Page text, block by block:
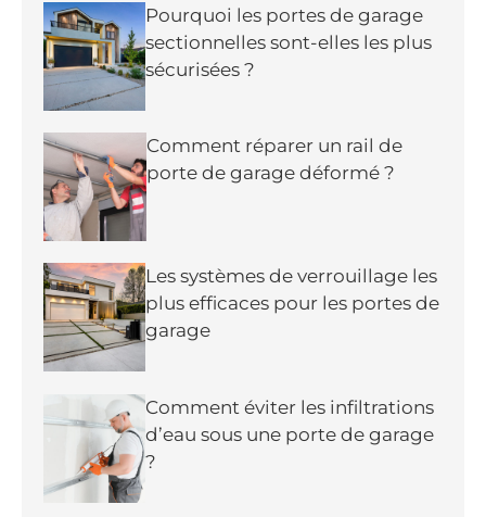
Pourquoi les portes de garage
sectionnelles sont-elles les plus
sécurisées ?
Comment réparer un rail de
porte de garage déformé ?
Les systèmes de verrouillage les
plus efficaces pour les portes de
garage
Comment éviter les infiltrations
d’eau sous une porte de garage
?